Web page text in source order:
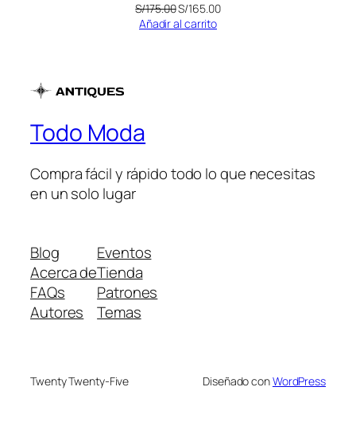
S/175.00El
precio
S/165.00El
Añadir al carrito
Todo Moda
Compra fácil y rápido todo lo que necesitas
en un solo lugar
Blog
Acerca de
FAQs
Autores
Eventos
Tienda
Patrones
Temas
Twenty Twenty-Five Diseñado conWordPress